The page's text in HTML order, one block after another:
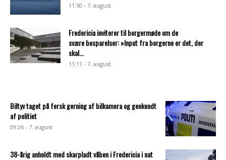
11:50 - 7. august
Fredericia inviterer til borgermøde om de
svære besparelser: »Input fra borgerne er det, der
skal...
11:11 - 7. august
Biltyv taget på fersk gerning af bilkamera og genkendt
af politiet
09:26 - 7. august
38-årig anholdt med skarpladt våben i Fredericia i nat